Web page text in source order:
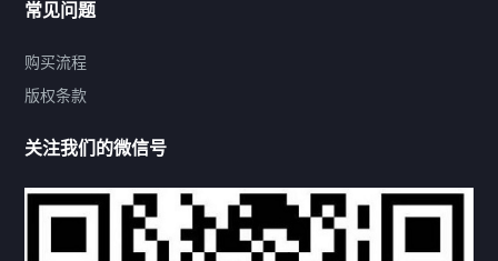
热门标签
机构链接
联系方式 关于我们
下载与支持
常见问题
购买流程
版权条款
关注我们的微信号